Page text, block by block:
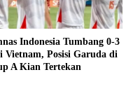
Indonesia Tumbang 0-3
Vietnam, Posisi Garuda di
A Kian Tertekan